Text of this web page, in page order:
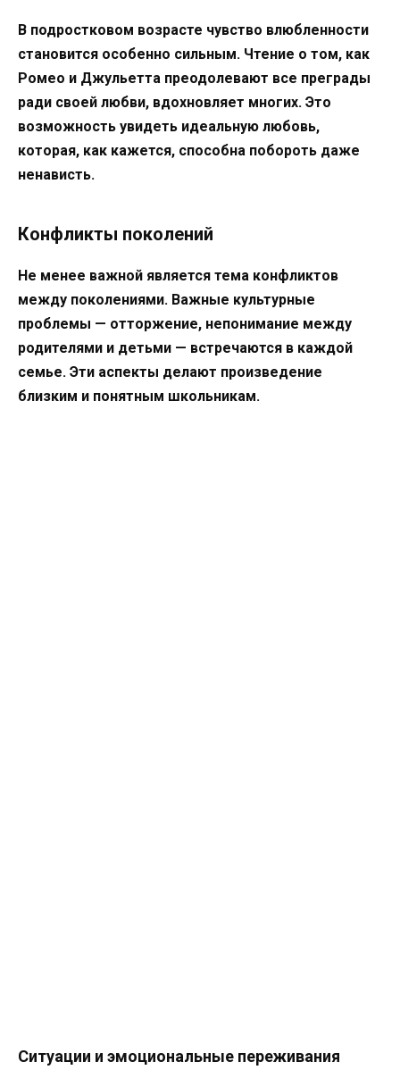
В подростковом возрасте чувство влюбленности
становится особенно сильным. Чтение о том, как
Ромео и Джульетта преодолевают все преграды
ради своей любви, вдохновляет многих. Это
возможность увидеть идеальную любовь,
которая, как кажется, способна побороть даже
ненависть.
Конфликты поколений
Не менее важной является тема конфликтов
между поколениями. Важные культурные
проблемы — отторжение, непонимание между
родителями и детьми — встречаются в каждой
семье. Эти аспекты делают произведение
близким и понятным школьникам.
Ситуации и эмоциональные переживания